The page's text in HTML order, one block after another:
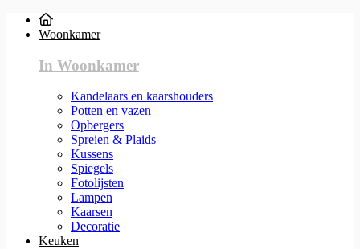
Woonkamer
In Woonkamer
Kandelaars en kaarshouders
Potten en vazen
Opbergers
Spreien & Plaids
Kussens
Spiegels
Fotolijsten
Lampen
Kaarsen
Decoratie
Keuken